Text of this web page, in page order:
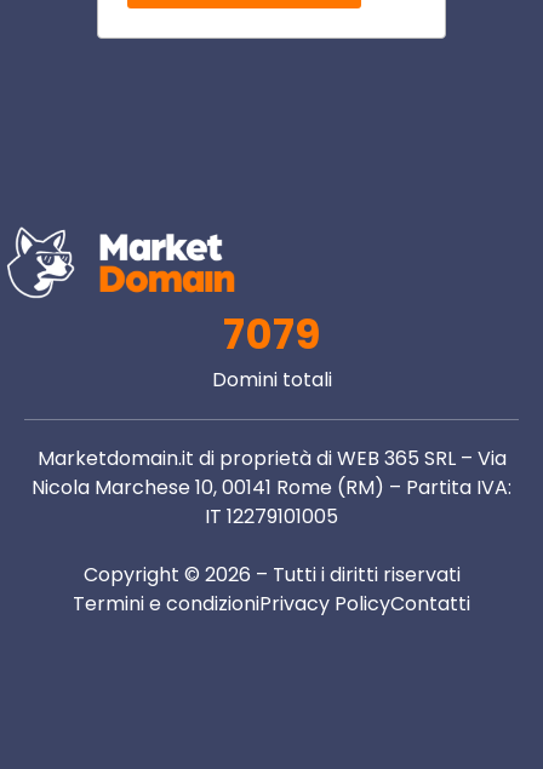
7079
Domini totali
Marketdomain.it di proprietà di WEB 365 SRL – Via
Nicola Marchese 10, 00141 Rome (RM) – Partita IVA:
IT 12279101005
Copyright © 2026 – Tutti i diritti riservati
Termini e condizioniPrivacy PolicyContatti